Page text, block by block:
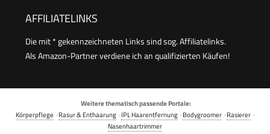
AFFILIATELINKS
Die mit * gekennzeichneten Links sind sog. Affiliatelinks.
Als Amazon-Partner verdiene ich an qualifizierten Käufen!
Weitere thematisch passende Portale:
Körperpflege ·Rasur & Enthaarung ·IPL Haarentfernung ·Bodygroomer ·Rasierer ·
Nasenhaartrimmer